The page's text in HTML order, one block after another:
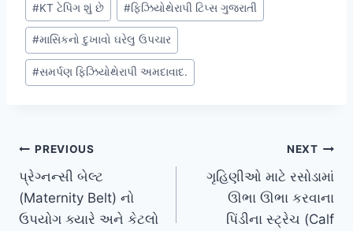
#KT ટેપિંગ શું છે #ફિઝિયોથેરાપી ટિપ્સ ગુજરાતી
#માસિકનો દુખાવો ઘરેલુ ઉપચાર
#સમર્પણ ફિઝિયોથેરાપી અમદાવાદ.
Post
navigation
PREVIOUS
પ્રેગ્નન્સી બેલ્ટ
(Maternity Belt) નો
ઉપયોગ ક્યારે અને કેટલો
NEXT
ગૃહિણીઓ માટે રસોડામાં
ઊભા ઊભા કરવાના
પિંડીના સ્ટ્રેચ (Calf